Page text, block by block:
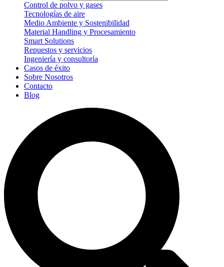
Control de polvo y gases
Tecnologías de aire
Medio Ambiente y Sostenibilidad
Material Handling y Procesamiento
Smart Solutions
Repuestos y servicios
Ingeniería y consultoría
Casos de éxito
Sobre Nosotros
Contacto
Blog